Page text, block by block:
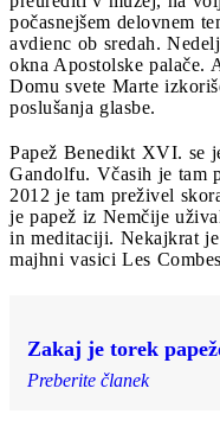
počasnejšem delovnem
avdienc ob sredah.
okna Apostolske palače.
Domu svete Marte
poslušanja glasbe.
Papež Benedikt XVI. se
Gandolfu. Včasih je tam
2012 je tam preživel
je papež iz Nemčije
in meditaciji. Nekajkrat
majhni vasici Les
Zakaj je torek
Preberite članek